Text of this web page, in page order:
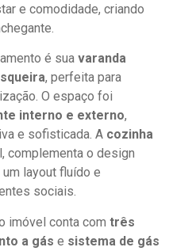
e comodidade, criando
é sua varanda
, perfeita para
O espaço foi
interno e externo,
e sofisticada. A cozinha
complementa o design
layout fluído e
sociais.
imóvel conta com três
a gás e sistema de gás